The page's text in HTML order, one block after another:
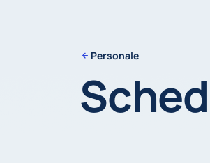
Personale